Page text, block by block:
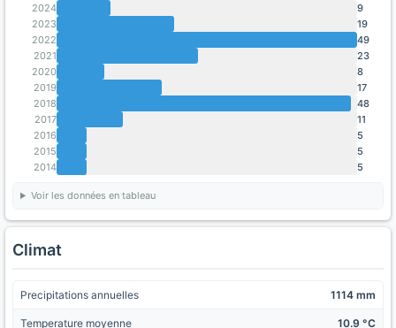
2024
9
2023
19
2022
49
2021
23
2020
8
2019
17
2018
48
2017
11
2016
5
2015
5
2014
5
Voir les données en tableau
Climat
Precipitations annuelles 1114 mm
Temperature moyenne 10.9 °C